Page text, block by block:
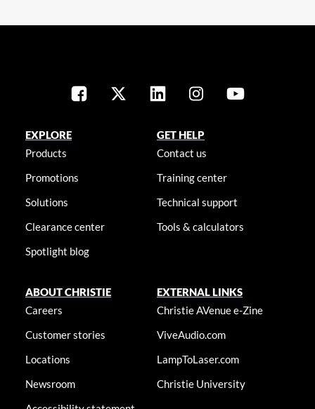
EXPLORE
Products
Promotions
Solutions
Clearance center
Spotlight blog
GET HELP
Contact us
Training center
Technical support
Tools & calculators
ABOUT CHRISTIE
Careers
Customer stories
Locations
Newsroom
EXTERNAL LINKS
Christie AVenue e-Zine
ViveAudio.com
LampToLaser.com
Christie University